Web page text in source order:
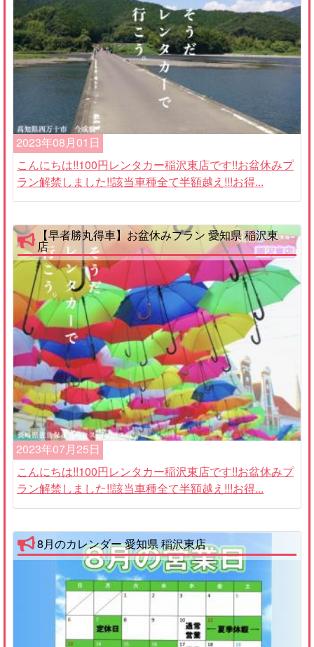
2023年08月01日
こんにちは!!100円レンタカー稲沢東店です!!お盆休みプ
ラン解禁しました!!該当車種全て半額越え!!!お得...
【早者勝丸得車】お盆休みプラン 愛知県 稲沢東
店
2023年07月25日
こんにちは!!100円レンタカー稲沢東店です!!お盆休みプ
ラン解禁しました!!該当車種全て半額越え!!!お得...
8月のカレンダー 愛知県 稲沢東店